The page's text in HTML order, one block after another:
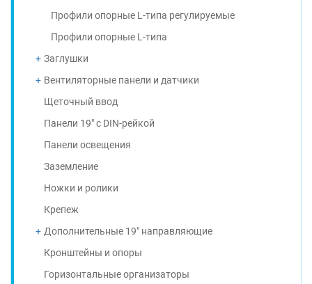
Профили опорные L-типа регулируемые
Профили опорные L-типа
Заглушки
Вентиляторные панели и датчики
Щеточный ввод
Панели 19" с DIN-рейкой
Панели освещения
Заземление
Ножки и ролики
Крепеж
Дополнительные 19" направляющие
Кронштейны и опоры
Горизонтальные организаторы